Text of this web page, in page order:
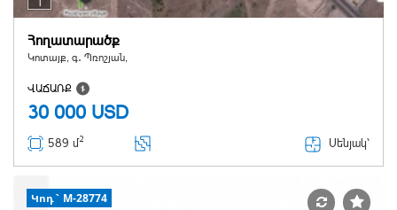
1
Հողատարածք
Կոտայք, գ․ Պռոշյան,
ՎԱՃԱՌՔ
30 000 USD
589 մ2 Սենյակ՝
Կոդ` M-28774